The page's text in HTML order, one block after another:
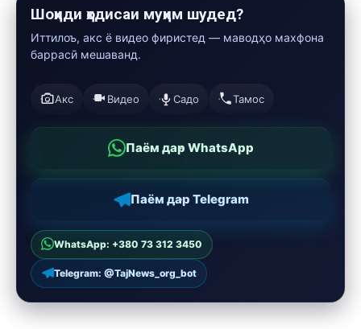
Шоҳиди ҳодисаи муҳим шудед?
Иттилоъ, акс ё видео фиристед — маводҳо махфона
баррасӣ мешаванд.
Акс Видео Садо Тамос
Паём дар WhatsApp
Паём дар Telegram
WhatsApp: +380 73 312 3450
Telegram: @TajNews_org_bot